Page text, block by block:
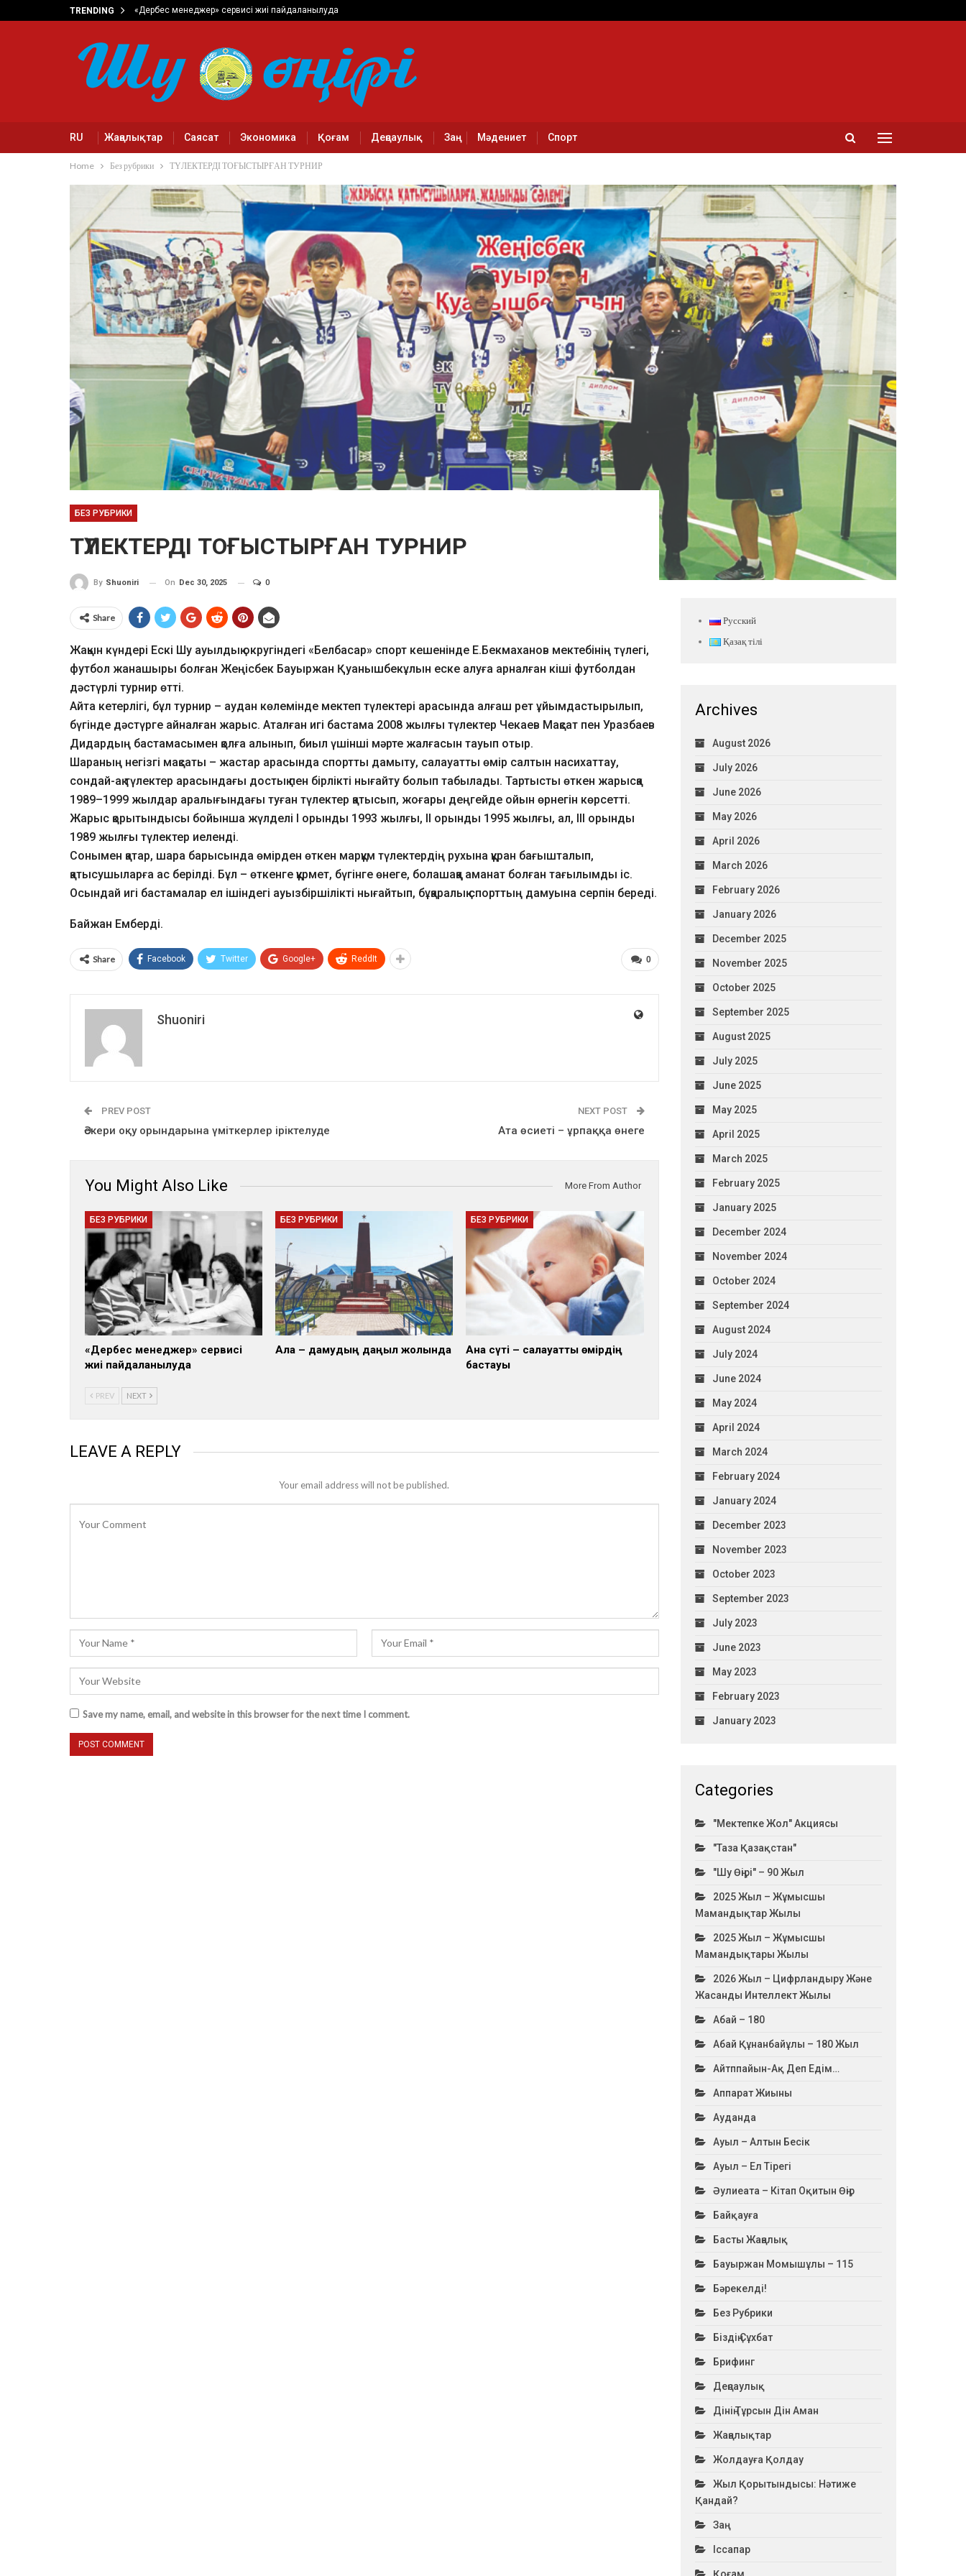
TRENDING «Дербес менеджер» сервисі жиі пайдаланылуда
RU Жаңалықтар Саясат Экономика Қоғам Деңсаулық Заң Мәдениет Спорт
Home Без рубрики ТҮЛЕКТЕРДІ ТОҒЫСТЫРҒАН ТУРНИР
БЕЗ РУБРИКИ
ТҮЛЕКТЕРДІ ТОҒЫСТЫРҒАН ТУРНИР
By Shuoniri On Dec 30, 2025 0
Share
Жақын күндері Ескі Шу ауылдық округіндегі «Белбасар» спорт кешенінде Е.Бекмаханов мектебінің түлегі,
футбол жанашыры болған Жеңісбек Бауыржан Қуанышбекұлын еске алуға арналған кіші футболдан
дәстүрлі турнир өтті.
Айта кетерлігі, бұл турнир – аудан көлемінде мектеп түлектері арасында алғаш рет ұйымдастырылып,
бүгінде дәстүрге айналған жарыс. Аталған игі бастама 2008 жылғы түлектер Чекаев Мақсат пен Уразбаев
Дидардың бастамасымен қолға алынып, биыл үшінші мәрте жалғасын тауып отыр.
Шараның негізгі мақсаты – жастар арасында спортты дамыту, салауатты өмір салтын насихаттау,
сондай-ақ түлектер арасындағы достық пен бірлікті нығайту болып табылады. Тартысты өткен жарысқа
1989–1999 жылдар аралығындағы туған түлектер қатысып, жоғары деңгейде ойын өрнегін көрсетті.
Жарыс қорытындысы бойынша жүлделі І орынды 1993 жылғы, II орынды 1995 жылғы, ал, ІІІ орынды
1989 жылғы түлектер иеленді.
Сонымен қатар, шара барысында өмірден өткен марқұм түлектердің рухына құран бағышталып,
қатысушыларға ас берілді. Бұл – өткенге құрмет, бүгінге өнеге, болашаққа аманат болған тағылымды іс.
Осындай игі бастамалар ел ішіндегі ауызбіршілікті нығайтып, бұқаралық спорттың дамуына серпін береді.
Байжан Емберді.
0
Share Facebook Twitter Google+ ReddIt
Shuoniri
PREV POST
Әскери оқу орындарына үміткерлер іріктелуде
NEXT POST
Ата өсиеті – ұрпаққа өнеге
You Might Also Like More From Author
БЕЗ РУБРИКИ
«Дербес менеджер» сервисі
жиі пайдаланылуда
БЕЗ РУБРИКИ
Алға – дамудың даңғыл жолында
БЕЗ РУБРИКИ
Ана сүті – салауатты өмірдің
бастауы
PREV NEXT
LEAVE A REPLY
Your email address will not be published.
Save my name, email, and website in this browser for the next time I comment.
Русский
Қазақ тілі
Archives
August 2026
July 2026
June 2026
May 2026
April 2026
March 2026
February 2026
January 2026
December 2025
November 2025
October 2025
September 2025
August 2025
July 2025
June 2025
May 2025
April 2025
March 2025
February 2025
January 2025
December 2024
November 2024
October 2024
September 2024
August 2024
July 2024
June 2024
May 2024
April 2024
March 2024
February 2024
January 2024
December 2023
November 2023
October 2023
September 2023
July 2023
June 2023
May 2023
February 2023
January 2023
Categories
"Мектепке Жол" Акциясы
"Таза Қазақстан"
"Шу Өңірі" – 90 Жыл
2025 Жыл – Жұмысшы
Мамандықтар Жылы
2025 Жыл – Жұмысшы
Мамандықтары Жылы
2026 Жыл – Цифрландыру Және
Жасанды Интеллект Жылы
Абай – 180
Абай Құнанбайұлы – 180 Жыл
Айтппайын-Ақ Деп Едім…
Аппарат Жиыны
Ауданда
Ауыл – Алтын Бесік
Ауыл – Ел Тірегі
Әулиеата – Кітап Оқитын Өңір
Байқауға
Басты Жаңалық
Бауыржан Момышұлы – 115
Бәрекелді!
Без Рубрики
Біздің Сұхбат
Брифинг
Деңсаулық
Дінің Тұрсын Дін Аман
Жаңалықтар
Жолдауға Қолдау
Жыл Қорытындысы: Нәтиже
Қандай?
Заң
Іссапар
Қоғам